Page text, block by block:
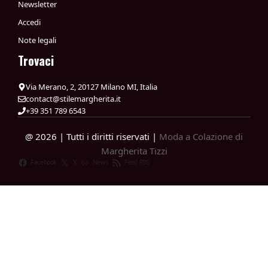
Newsletter
Accedi
Note legali
Trovaci
Via Merano, 2, 20127 Milano MI, Italia
contact@stilemargherita.it
+39 351 789 6543
@ 2026 | Tutti i diritti riservati | Moda a Colazione di
Margherita Tizzi
Facebook X News Feed RSS